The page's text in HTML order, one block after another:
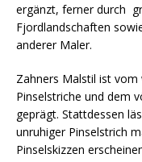
ergänzt, ferner durch
Fjordlandschaften
anderer Maler.
Zahners Malstil ist
Pinsel­striche und dem
geprägt. Statt­dessen
unruhiger Pinsel­strich
Pinselskizzen